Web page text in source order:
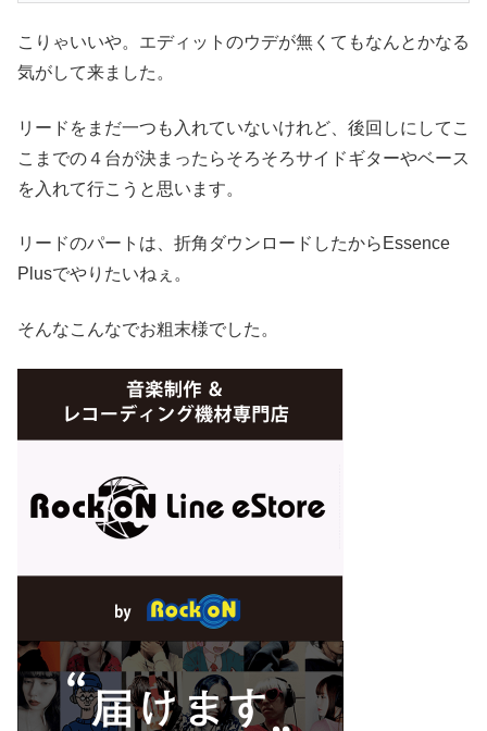
こりゃいいや。エディットのウデが無くてもなんとかなる
気がして来ました。
リードをまだ一つも入れていないけれど、後回しにしてこ
こまでの４台が決まったらそろそろサイドギターやベース
を入れて行こうと思います。
リードのパートは、折角ダウンロードしたからEssence
Plusでやりたいねぇ。
そんなこんなでお粗末様でした。